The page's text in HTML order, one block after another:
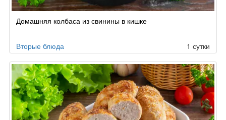
Домашняя колбаса из свинины в кишке
Вторые блюда 1 сутки